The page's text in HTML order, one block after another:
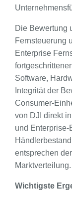
Die Bewertung
Fernsteuerung
Enterprise
Software,
Integrität der
Consumer-
von DJI direkt
und Enterprise-
entsprechen
Marktverteilung.
Wichtigste